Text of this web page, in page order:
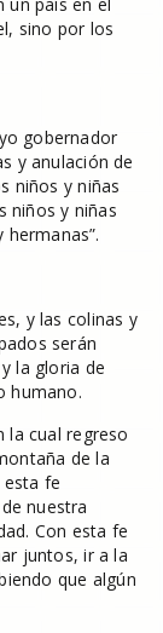
sino por los
gobernador
y anulación de
niños y niñas
niños y niñas
y las colinas y
serán
la gloria de
humano.
la cual regreso
de la
esta fe
nuestra
Con esta fe
juntos, ir a la
que algún